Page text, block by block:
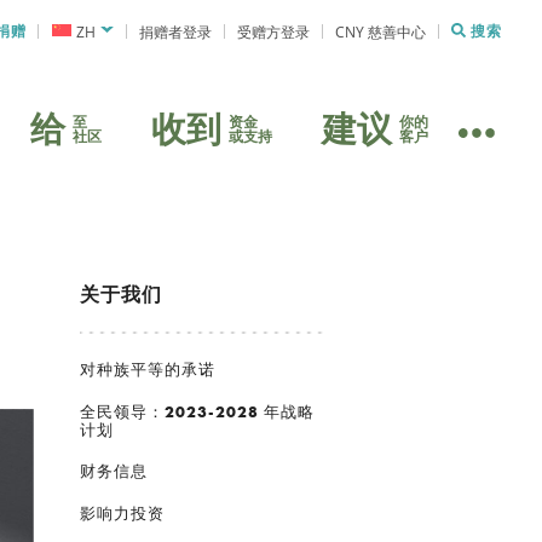
赠 ZH 捐赠者登录 受赠方登录 CNY 慈善中心 搜索
给 至
社区 收到 资金
或支持 建议 你的
客户
关于我们
对种族平等的承诺
全民领导：2023-2028 年战略
计划
财务信息
影响力投资